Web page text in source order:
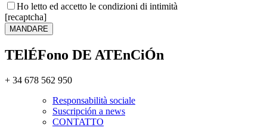
Ho letto ed accetto le condizioni di intimità
[recaptcha]
TElÉFono DE ATEnCiÓn
+ 34 678 562 950
Responsabilità sociale
Suscripción a news
CONTATTO